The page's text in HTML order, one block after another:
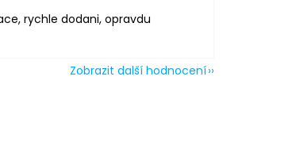
rychle dodani, opravdu
Zobrazit další hodnocení